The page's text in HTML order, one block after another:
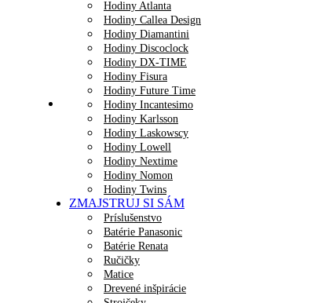
Hodiny Atlanta
Hodiny Callea Design
Hodiny Diamantini
Hodiny Discoclock
Hodiny DX-TIME
Hodiny Fisura
Hodiny Future Time
Hodiny Incantesimo
Hodiny Karlsson
Hodiny Laskowscy
Hodiny Lowell
Hodiny Nextime
Hodiny Nomon
Hodiny Twins
ZMAJSTRUJ SI SÁM
Príslušenstvo
Batérie Panasonic
Batérie Renata
Ručičky
Matice
Drevené inšpirácie